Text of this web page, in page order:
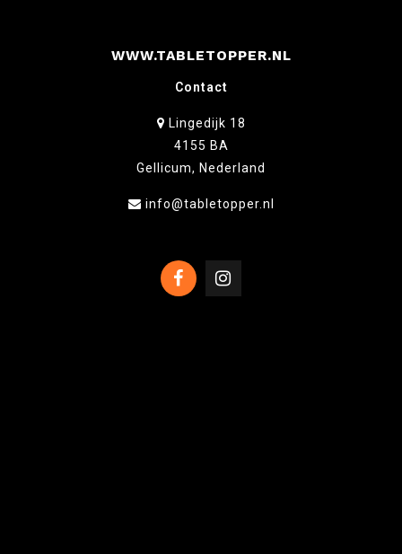
WWW.TABLETOPPER.NL
Contact
Lingedijk 18
4155 BA
Gellicum, Nederland
info@tabletopper.nl